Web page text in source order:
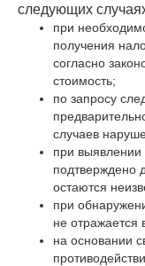
следующих
при
получения
согласно
стоимость;
по запросу
случаев
при выявлении
подтверждено
остаются
при
не отражается
на основании